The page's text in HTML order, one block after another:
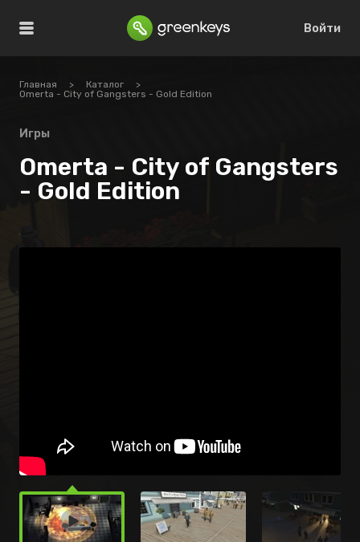
Войти
Главная > Каталог
>
Omerta - City of Gangsters - Gold Edition
Игры
Omerta - City of Gangsters
- Gold Edition